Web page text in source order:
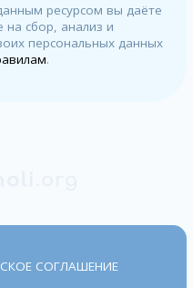
ресурсом вы даёте
на сбор, анализ и
персональных данных
.
СОГЛАШЕНИЕ